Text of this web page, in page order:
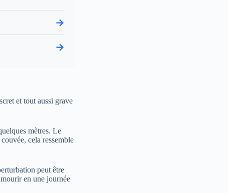
→
→
et tout aussi grave
mètres. Le
cela ressemble
peut être
en une journée